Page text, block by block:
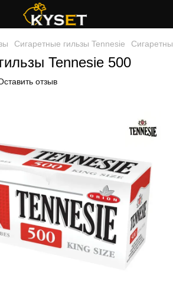
Сигаретные гильзы Tennesie
Tennesie 500
отзыв